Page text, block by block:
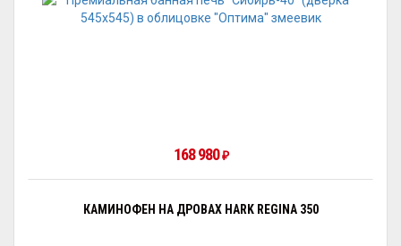
168 980₽
КАМИНОФЕН НА ДРОВАХ HARK REGINA 350